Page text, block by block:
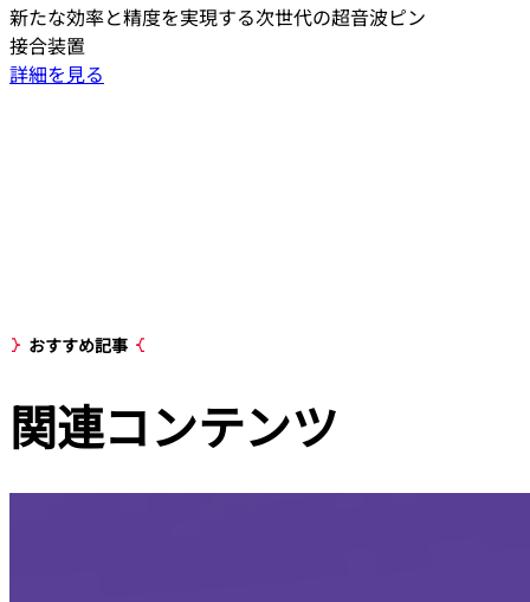
新たな効率と精度を実現する次世代の超音波ピン
接合装置
詳細を見る
おすすめ記事
関連コンテンツ